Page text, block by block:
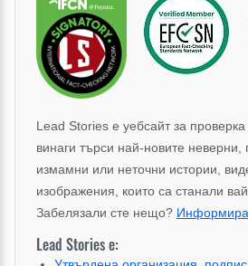
Lead Stories е уебсайт за
винаги търси най-новите неверни,
измамни или неточни истории,
изображения, които са станали
Забелязали сте нещо?
Lead Stories е: